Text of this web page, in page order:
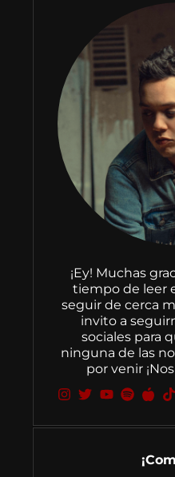
¡Ey! Muchas
tiempo de leer
seguir de cerca
invito a
sociales para
ninguna de las
por venir